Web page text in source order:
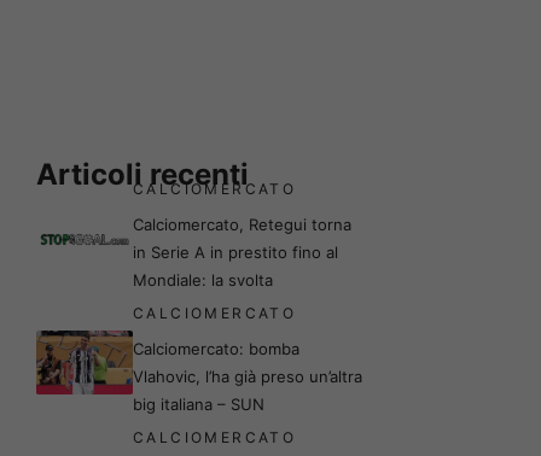
Articoli recenti
CALCIOMERCATO
Calciomercato, Retegui torna
in Serie A in prestito fino al
Mondiale: la svolta
CALCIOMERCATO
Calciomercato: bomba
Vlahovic, l’ha già preso un’altra
big italiana – SUN
CALCIOMERCATO